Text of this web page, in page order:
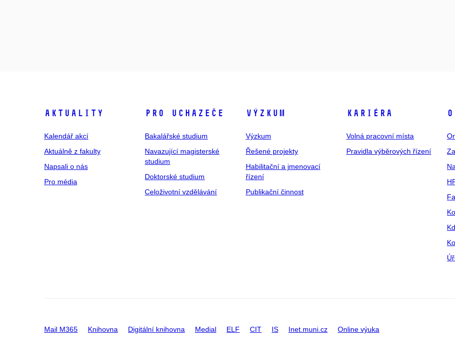
Aktuality
Kalendář akcí
Aktuálně z fakulty
Napsali o nás
Pro média
Pro uchazeče
Bakalářské studium
Navazující magisterské
studium
Doktorské studium
Celoživotní vzdělávání
Výzkum
Výzkum
Řešené projekty
Habilitační a jmenovací
řízení
Publikační činnost
Kariéra
Volná pracovní místa
Pravidla výběrových řízení
Mail M365 Knihovna Digitální knihovna Medial ELF CIT IS Inet.muni.cz Online výuka